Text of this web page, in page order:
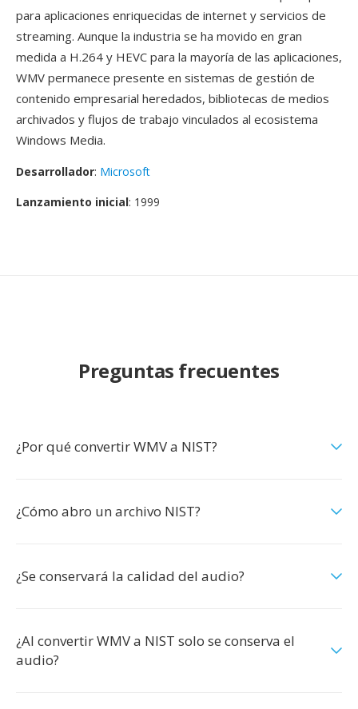
para aplicaciones enriquecidas de internet y servicios de
streaming. Aunque la industria se ha movido en gran
medida a H.264 y HEVC para la mayoría de las aplicaciones,
WMV permanece presente en sistemas de gestión de
contenido empresarial heredados, bibliotecas de medios
archivados y flujos de trabajo vinculados al ecosistema
Windows Media.
Desarrollador: Microsoft
Lanzamiento inicial: 1999
Preguntas frecuentes
¿Por qué convertir WMV a NIST?
¿Cómo abro un archivo NIST?
¿Se conservará la calidad del audio?
¿Al convertir WMV a NIST solo se conserva el
audio?